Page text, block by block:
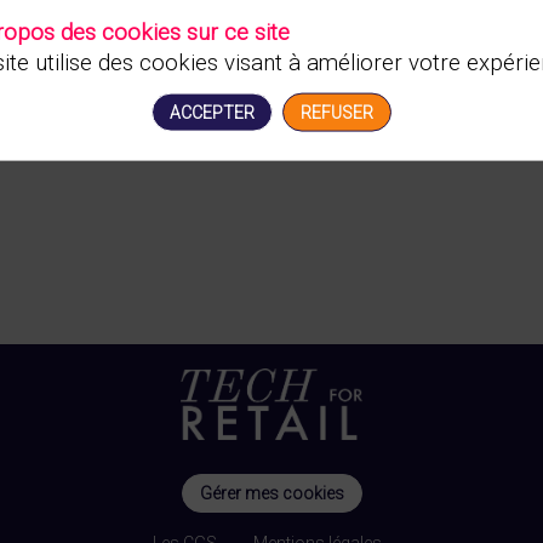
Vous n'êtes pas autorisé à accéder à ce contenu
Gérer mes cookies
des cookies sur ce site
utilise des cookies visant à améliorer votre
ACCEPTER REFUSER